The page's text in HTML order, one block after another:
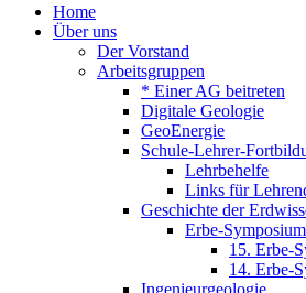
Home
Über uns
Der Vorstand
Arbeitsgruppen
* Einer AG beitreten
Digitale Geologie
GeoEnergie
Schule-Lehrer-
Lehrbehelfe
Links für
Geschichte der
Erbe-Symposium
15. Erbe-
14. Erbe-
Ingenieurgeologie